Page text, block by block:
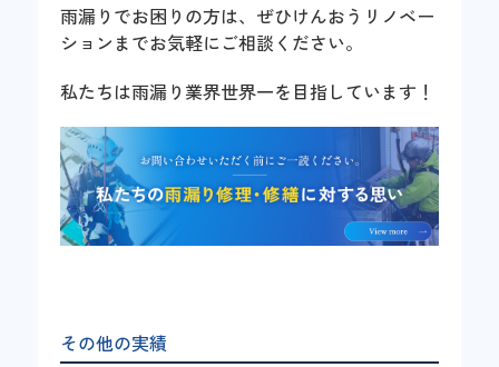
雨漏りでお困りの方は、ぜひけんおうリノベー
ションまでお気軽にご相談ください。
私たちは雨漏り業界世界一を目指しています！
その他の実績